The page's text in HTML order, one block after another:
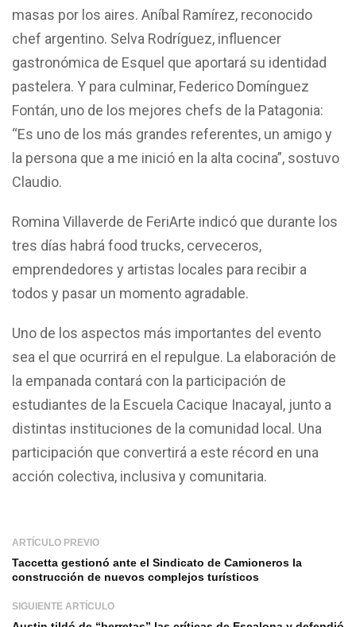
masas por los aires. Aníbal Ramírez, reconocido
chef argentino. Selva Rodríguez, influencer
gastronómica de Esquel que aportará su identidad
pastelera. Y para culminar, Federico Domínguez
Fontán, uno de los mejores chefs de la Patagonia:
“Es uno de los más grandes referentes, un amigo y
la persona que a me inició en la alta cocina”, sostuvo
Claudio.
Romina Villaverde de FeriArte indicó que durante los
tres días habrá food trucks, cerveceros,
emprendedores y artistas locales para recibir a
todos y pasar un momento agradable.
Uno de los aspectos más importantes del evento
sea el que ocurrirá en el repulgue. La elaboración de
la empanada contará con la participación de
estudiantes de la Escuela Cacique Inacayal, junto a
distintas instituciones de la comunidad local. Una
participación que convertirá a este récord en una
acción colectiva, inclusiva y comunitaria.
ARTÍCULO PREVIO
Taccetta gestionó ante el Sindicato de Camioneros la
construcción de nuevos complejos turísticos
SIGUIENTE ARTÍCULO